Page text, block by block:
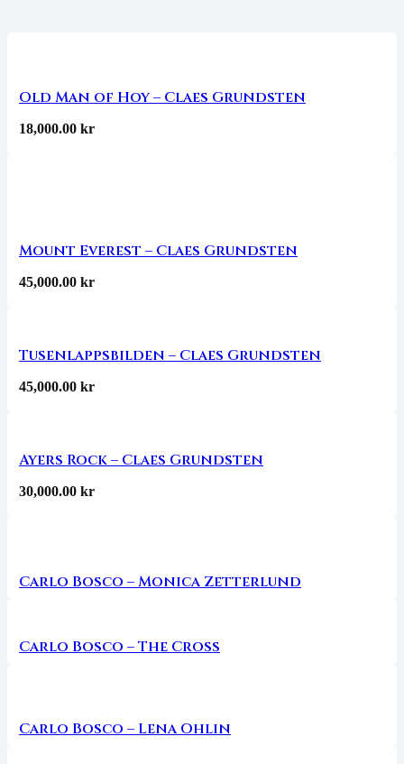
Old Man of Hoy – Claes Grundsten
18,000.00 kr
Mount Everest – Claes Grundsten
45,000.00 kr
Tusenlappsbilden – Claes Grundsten
45,000.00 kr
Ayers Rock – Claes Grundsten
30,000.00 kr
Carlo Bosco – Monica Zetterlund
Carlo Bosco – The Cross
Carlo Bosco – Lena Ohlin